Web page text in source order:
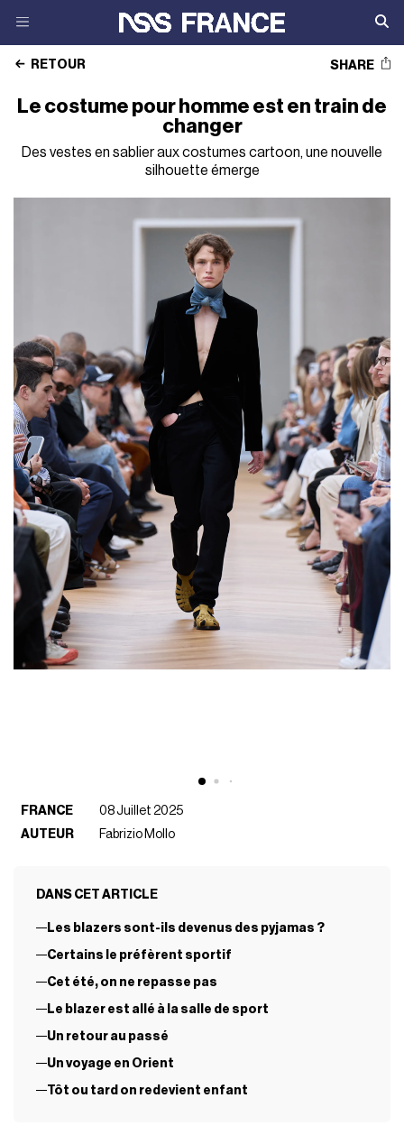
RETOUR SHARE
Le costume pour homme est en train de
changer
Des vestes en sablier aux costumes cartoon, une nouvelle
silhouette émerge
FRANCE
08 Juillet 2025
AUTEUR
Fabrizio Mollo
DANS CET ARTICLE
Les blazers sont-ils devenus des pyjamas ?
Certains le préfèrent sportif
Cet été, on ne repasse pas
Le blazer est allé à la salle de sport
Un retour au passé
Un voyage en Orient
Tôt ou tard on redevient enfant